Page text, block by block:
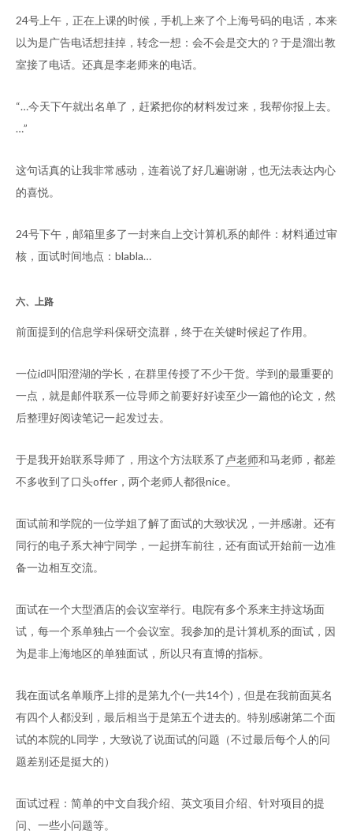
24号上午，正在上课的时候，手机上来了个上海号码的电话，本来
以为是广告电话想挂掉，转念一想：会不会是交大的？于是溜出教
室接了电话。还真是李老师来的电话。
“…今天下午就出名单了，赶紧把你的材料发过来，我帮你报上去。
…”
这句话真的让我非常感动，连着说了好几遍谢谢，也无法表达内心
的喜悦。
24号下午，邮箱里多了一封来自上交计算机系的邮件：材料通过审
核，面试时间地点：blabla…
六、上路
前面提到的信息学科保研交流群，终于在关键时候起了作用。
一位id叫阳澄湖的学长，在群里传授了不少干货。学到的最重要的
一点，就是邮件联系一位导师之前要好好读至少一篇他的论文，然
后整理好阅读笔记一起发过去。
于是我开始联系导师了，用这个方法联系了 卢老师和马老师，都差
不多收到了口头offer，两个老师人都很nice。
面试前和学院的一位学姐了解了面试的大致状况，一并感谢。还有
同行的电子系大神宁同学，一起拼车前往，还有面试开始前一边准
备一边相互交流。
面试在一个大型酒店的会议室举行。电院有多个系来主持这场面
试，每一个系单独占一个会议室。我参加的是计算机系的面试，因
为是非上海地区的单独面试，所以只有直博的指标。
我在面试名单顺序上排的是第九个(一共14个)，但是在我前面莫名
有四个人都没到，最后相当于是第五个进去的。特别感谢第二个面
试的本院的L同学，大致说了说面试的问题（不过最后每个人的问
题差别还是挺大的）
面试过程：简单的中文自我介绍、英文项目介绍、针对项目的提
问、一些小问题等。